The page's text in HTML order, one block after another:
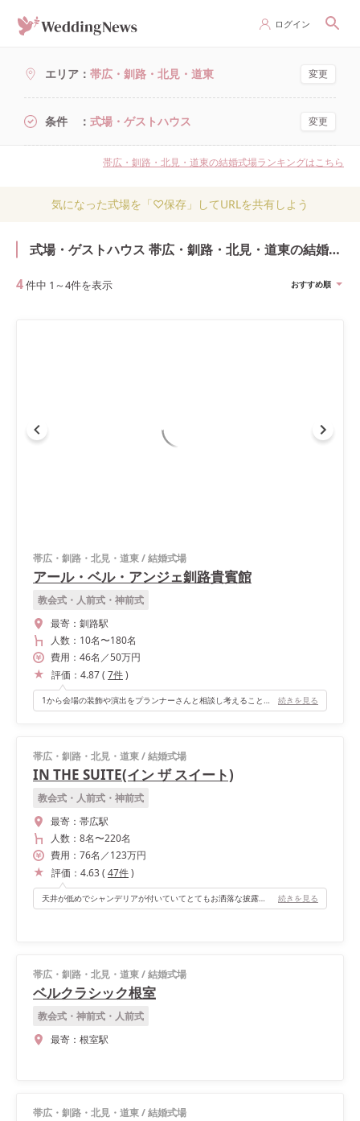
ログイン
エリア 帯広・釧路・北見・道東 変更
条件 式場・ゲストハウス 変更
帯広・釧路・北見・道東の結婚式場ランキングはこちら
気になった式場を「♡保存」してURLを共有しよう
式場・ゲストハウス 帯広・釧路・北見・道東の結婚式・結婚式場
4件中 1 ～4件を表示 おすすめ順
帯広・釧路・北見・道東/結婚式場
アール・ベル・アンジェ釧路貴賓館
教会式・人前式・神前式
最寄： 釧路駅
人数： 10名〜180名
費用： 46名 ／50万円
評価： 4.87( 7件)
1から会場の装飾や演出をプランナーさんと相談し考えることができたので、やりたいことが沢山できるところです！☆ 続きを見る
帯広・釧路・北見・道東/結婚式場
IN THE SUITE(イン ザ スイート)
教会式・人前式・神前式
最寄： 帯広駅
人数： 8名〜220名
費用： 76名 ／123万円
評価： 4.63( 47件)
天井が低めでシャンデリアが付いていてとてもお洒落な披露宴会場です＊ ガーデン側はガラス張りになっていて、カラードレスの際にこちらからサプライズ登場しました！高砂後ろは壁面緑化にしライトやお花を装飾することもでき写真映えする高砂になりました！ゲストとの距離も遠すぎないのでアットホームな雰囲気で一緒に楽しめます。 続きを見る
帯広・釧路・北見・道東/結婚式場
ベルクラシック根室
教会式・神前式・人前式
最寄： 根室駅
帯広・釧路・北見・道東/結婚式場